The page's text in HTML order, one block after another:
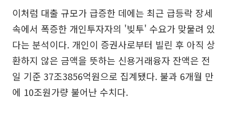
이처럼 대출 규모가 급증한 데에는 최근 급등락 장세
속에서 폭증한 개인투자자의 '빚투' 수요가 맞물려 있
다는 분석이다. 개인이 증권사로부터 빌린 후 아직 상
환하지 않은 금액을 뜻하는 신용거래융자 잔액은 전
일 기준 37조3856억원으로 집계됐다. 불과 6개월 만
에 10조원가량 불어난 수치다.